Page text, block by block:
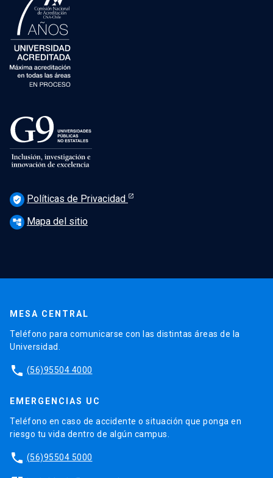
verified_user Políticas de Privacidad
account_tree Mapa del sitio
MESA CENTRAL
Teléfono para comunicarse con las distintas áreas de la
Universidad.
phone (56)95504 4000
EMERGENCIAS UC
Teléfono en caso de accidente o situación que ponga en
riesgo tu vida dentro de algún campus.
phone (56)95504 5000